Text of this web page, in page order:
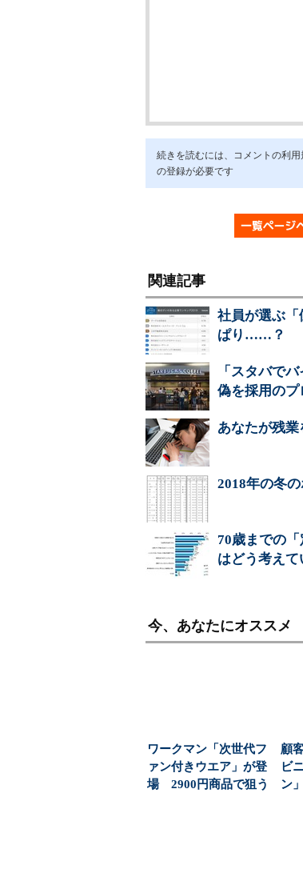
続きを読むには、コメントの利
の登録が必要です
関連記事
社員が選ぶ
ぱり……？
「スタバで
偽を採用のプ
あなたが残
2018年の冬
70歳までの
はどう考えて
今、あなたにオススメ
ワークマン「次世代フ
ァン付きウエア」が登
場 2900円商品で狙う
顧
ビ
ン